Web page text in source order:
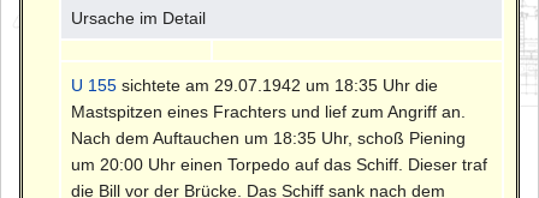
Ursache im Detail
U 155 sichtete am 29.07.1942 um 18:35 Uhr die
Mastspitzen eines Frachters und lief zum Angriff an.
Nach dem Auftauchen um 18:35 Uhr, schoß Piening
um 20:00 Uhr einen Torpedo auf das Schiff. Dieser traf
die Bill vor der Brücke. Das Schiff sank nach dem